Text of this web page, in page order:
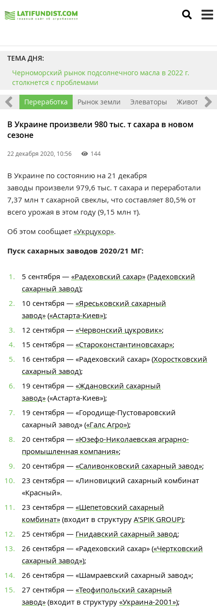
ТЕМА ДНЯ:
Черноморский рынок подсолнечного масла в 2022 г.
столкнется с проблемами
Переработка Рынок земли Элеваторы
В Украине произвели 980 тыс. т сахара в новом
сезоне
22 декабря 2020, 10:56 144
В Украине по состоянию на 21 декабря
заводы произвели 979,6 тыс. т сахара и переработали
7,37 млн т сахарной свеклы, что составляет 80,5% от
всего урожая в этом году (9,15 млн т).
Об этом сообщает «Укрцукор».
Пуск сахарных заводов 2020/21 МГ:
5 сентября — «Радеховский сахар» (Радеховский
сахарный завод);
10 сентября — «Яреськовский сахарный
завод» («Астарта-Киев»);
12 сентября — «Червонский цукровик»;
15 сентября — «Староконстантиновсахар»;
16 сентября — «Радеховский сахар» (Хоростковский
сахарный завод);
19 сентября — «Ждановский сахарный
завод» («Астарта-Киев»);
19 сентября — «Городище-Пустоваровский
сахарный завод» («Галс Агро»);
20 сентября — «Юзефо-Николаевская аграрно-
промышленная компания»;
20 сентября — «Саливонковский сахарный завод»;
23 сентября — «Линовицкий сахарный комбинат
«Красный».
23 сентября — «Шепетовский сахарный
комбинат» (входит в структуру A'SPIK GROUP);
25 сентября — Гнидавский сахарный завод;
26 сентября — «Радеховский сахар» («Чертковский
сахарный завод»);
26 сентября — «Шамраевский сахарный завод»;
27 сентября — «Теофипольский сахарный
завод» (входит в структуру «Украина-2001»);